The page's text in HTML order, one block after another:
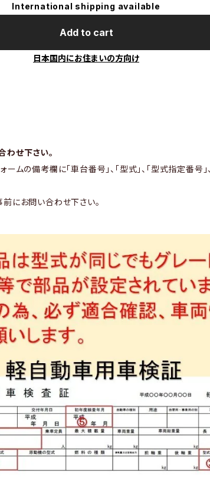
International shipping available
Add to cart
日本国内にお住まいの方向け
せ下さい。
ームの備考欄に「車台番号」、「型式」、「型式指定番号
前にお問い合わせ下さい。